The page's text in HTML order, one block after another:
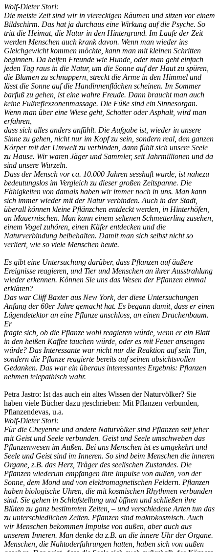
Wolf-Dieter Storl:
Die meiste Zeit sind wir in viereckigen Räumen und sitzen vor einem
Bildschirm. Das hat ja durchaus eine Wirkung auf die Psyche. So
tritt die Heimat, die Natur in den Hintergrund. Im Laufe der Zeit
werden Menschen auch krank davon. Wenn man wieder ins
Gleichgewicht kommen möchte, kann man mit kleinen Schritten
beginnen. Da helfen Freunde wie Hunde, oder man geht einfach
jeden Tag raus in die Natur, um die Sonne auf der Haut zu spüren,
die Blumen zu schnuppern, streckt die Arme in den Himmel und
lässt die Sonne auf die Handinnenflächen scheinen. Im Sommer
barfuß zu gehen, ist eine wahre Freude. Dann braucht man auch
keine Fußreflexzonenmassage. Die Füße sind ein Sinnesorgan.
Wenn man über eine Wiese geht, Schotter oder Asphalt, wird man
erfahren,
dass sich alles anders anfühlt. Die Aufgabe ist, wieder in unsere
Sinne zu gehen, nicht nur im Kopf zu sein, sondern real, den ganzen
Körper mit der Umwelt zu verbinden, dann fühlt sich unsere Seele
zu Hause. Wir waren Jäger und Sammler, seit Jahrmillionen und da
sind unsere Wurzeln.
Dass der Mensch vor ca. 10.000 Jahren sesshaft wurde, ist nahezu
bedeutungslos im Vergleich zu dieser großen Zeitspanne. Die
Fähigkeiten von damals haben wir immer noch in uns. Man kann
sich immer wieder mit der Natur verbinden. Auch in der Stadt,
überall können kleine Pflänzchen entdeckt werden, in Hinterhöfen,
an Mauernischen. Man kann einem seltenen Schmetterling zusehen,
einem Vogel zuhören, einen Käfer entdecken und die
Naturverbindung beibehalten. Damit man sich selbst nicht so
verliert, wie so viele Menschen heute.
Es gibt eine Untersuchung darüber, dass Pflanzen auf äußere
Ereignisse reagieren, und Tier und Menschen an ihrer Ausstrahlung
wieder erkennen. Können Sie uns das Wesen der Pflanzen einmal
erklären?
Das war Cliff Baxter aus New York, der diese Untersuchungen
Anfang der 60er Jahre gemacht hat. Es begann damit, dass er einen
Lügendetektor an eine Pflanze anschloss, an einen Drachenbaum.
Er
fragte sich, ob die Pflanze wohl reagieren würde, wenn er ein Blatt
in den heißen Kaffee tauchen würde, oder es mit Feuer ansengen
würde? Das Interessante war nicht nur die Reaktion auf sein Tun,
sondern die Pflanze reagierte bereits auf seinen absichtsvollen
Gedanken. Das war ein überaus interessantes Ergebnis: Pflanzen
nehmen telepathisch wahr.
Petra Jastro: Ist das auch ein altes Wissen der Naturvölker? Sie
haben viele Bücher dazu geschrieben: Mit Pflanzen verbunden,
Pflanzendevas, u.a.
Wolf-Dieter Storl:
Für die Cheyenne und andere Naturvölker sind Pflanzen seit jeher
mit Geist und Seele verbunden. Geist und Seele umschweben das
Pflanzenwesen im Außen. Bei uns Menschen ist es umgekehrt und
Seele und Geist sind im Inneren. So sind beim Menschen die inneren
Organe, z.B. das Herz, Träger des seelischen Zustandes. Die
Pflanzen wiederum empfangen ihre Impulse von außen, von der
Sonne, dem Mond und von elektromagnetischen Feldern. Pflanzen
haben biologische Uhren, die mit kosmischen Rhythmen verbunden
sind. Sie gehen in Schlafstellung und öffnen und schließen ihre
Blüten zu ganz bestimmten Zeiten, – und verschiedene Arten tun das
zu unterschiedlichen Zeiten. Pflanzen sind makrokosmisch. Auch
wir Menschen bekommen Impulse von außen, aber auch aus
unserem Inneren. Man denke da z.B. an die innere Uhr der Organe.
Menschen, die Nahtoderfahrungen hatten, haben sich von außen